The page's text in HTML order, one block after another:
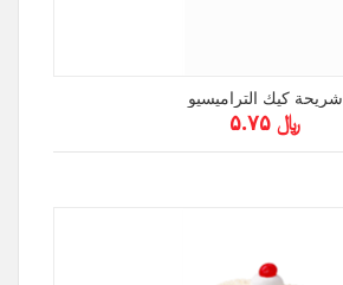
شريحة كيك التراميسيو
﷼ ۵.۷۵